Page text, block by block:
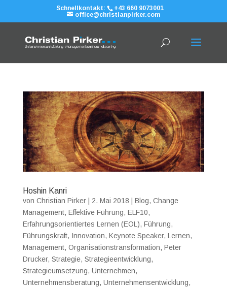
Schnellkontakt:
+43 660 9073001
office@christianpirker.com
Hoshin Kanri
von Christian Pirker| 2. Mai 2018 Blog, Change
Management, Effektive Führung, ELF10,
Erfahrungsorientiertes Lernen (EOL), Führung,
Führungskraft, Innovation, Keynote Speaker, Lernen,
Management, Organisationstransformation, Peter
Drucker, Strategie, Strategieentwicklung,
Strategieumsetzung, Unternehmen,
Unternehmensberatung, Unternehmensentwicklung,